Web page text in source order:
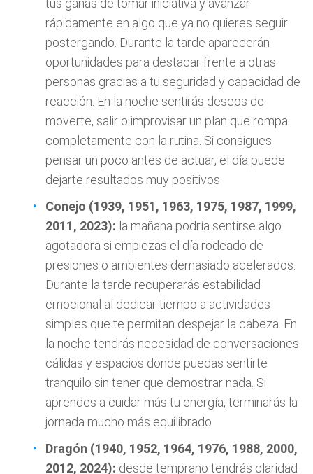
tus ganas de tomar iniciativa y avanzar
rápidamente en algo que ya no quieres seguir
postergando. Durante la tarde aparecerán
oportunidades para destacar frente a otras
personas gracias a tu seguridad y capacidad de
reacción. En la noche sentirás deseos de
moverte, salir o improvisar un plan que rompa
completamente con la rutina. Si consigues
pensar un poco antes de actuar, el día puede
dejarte resultados muy positivos
Conejo (1939, 1951, 1963, 1975, 1987, 1999,
2011, 2023): la mañana podría sentirse algo
agotadora si empiezas el día rodeado de
presiones o ambientes demasiado acelerados.
Durante la tarde recuperarás estabilidad
emocional al dedicar tiempo a actividades
simples que te permitan despejar la cabeza. En
la noche tendrás necesidad de conversaciones
cálidas y espacios donde puedas sentirte
tranquilo sin tener que demostrar nada. Si
aprendes a cuidar más tu energía, terminarás la
jornada mucho más equilibrado
Dragón (1940, 1952, 1964, 1976, 1988, 2000,
2012, 2024): desde temprano tendrás claridad